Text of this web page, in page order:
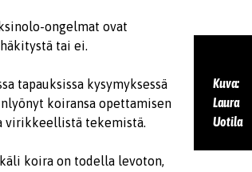
Kuva:
Laura
Uotila
ongelmat ovat
tai ei.
tapauksissa kysymyksessä
koiransa opettamisen
virikkeellistä tekemistä.
koira on todella levoton,